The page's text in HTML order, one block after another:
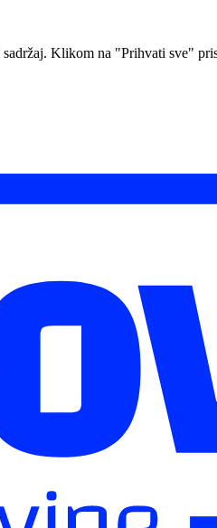
Klikom na "Prihvati sve"